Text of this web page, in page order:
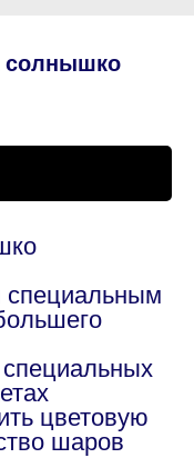
солнышко
цветовую
шаров